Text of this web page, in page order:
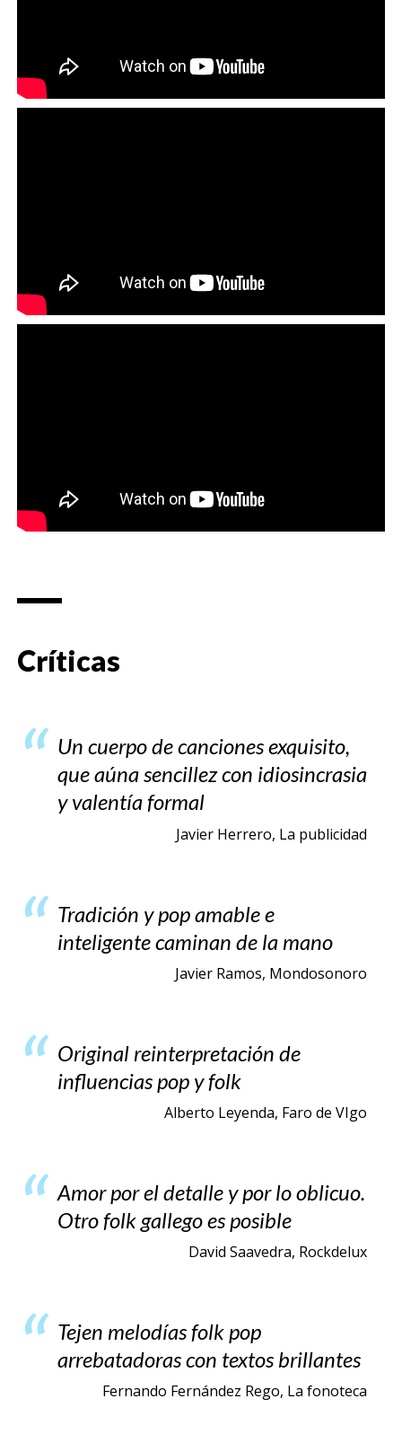
Críticas
Un cuerpo de canciones exquisito,
que aúna sencillez con idiosincrasia
y valentía formal
Javier Herrero, La publicidad
Tradición y pop amable e
inteligente caminan de la mano
Javier Ramos, Mondosonoro
Original reinterpretación de
influencias pop y folk
Alberto Leyenda, Faro de VIgo
Amor por el detalle y por lo oblicuo.
Otro folk gallego es posible
David Saavedra, Rockdelux
Tejen melodías folk pop
arrebatadoras con textos brillantes
Fernando Fernández Rego, La fonoteca